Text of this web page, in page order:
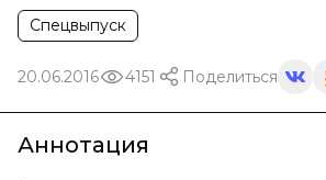
Спецвыпуск
20.06.2016 4151 Поделиться
Аннотация